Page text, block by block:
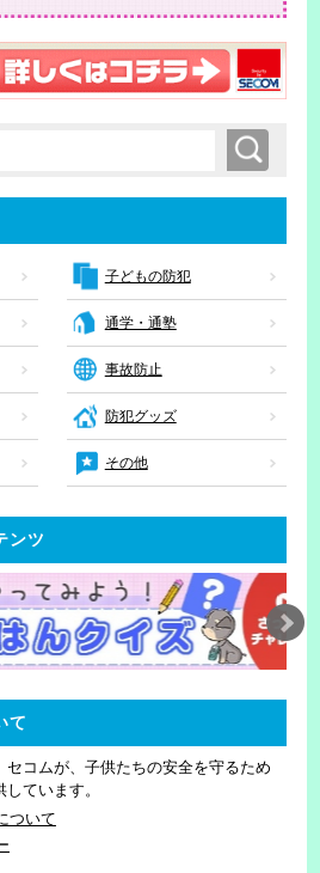
検索
子どもの防犯
通学・通塾
事故防止
防犯グッズ
その他
ンツ
て
セコムが、子供たちの安全を守るため
ています。
ついて